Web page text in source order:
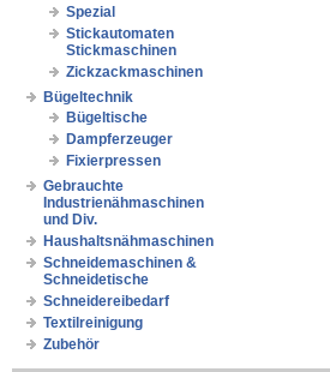
Spezial
Stickautomaten
Stickmaschinen
Zickzackmaschinen
Bügeltechnik
Bügeltische
Dampferzeuger
Fixierpressen
Gebrauchte
Industrienähmaschinen
und Div.
Haushaltsnähmaschinen
Schneidemaschinen &
Schneidetische
Schneidereibedarf
Textilreinigung
Zubehör